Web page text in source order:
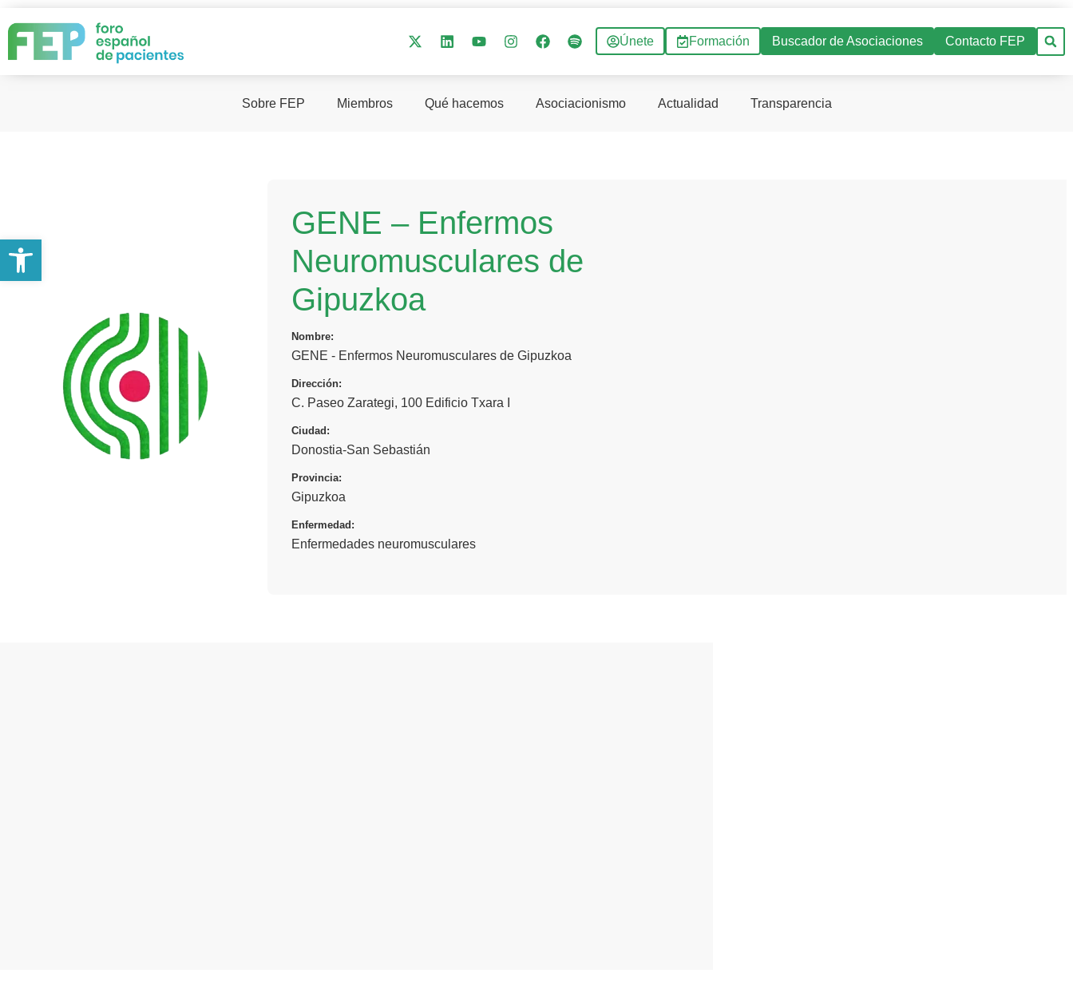
Únete Formación Buscador de Asociaciones Contacto FEP
Sobre FEP Miembros Qué hacemos Asociacionismo Actualidad Transparencia
GENE – Enfermos
Neuromusculares de
Gipuzkoa
Nombre:
GENE - Enfermos Neuromusculares de Gipuzkoa
Dirección:
C. Paseo Zarategi, 100 Edificio Txara I
Ciudad:
Donostia-San Sebastián
Provincia:
Gipuzkoa
Enfermedad:
Enfermedades neuromusculares
Abrir barra de herramientas